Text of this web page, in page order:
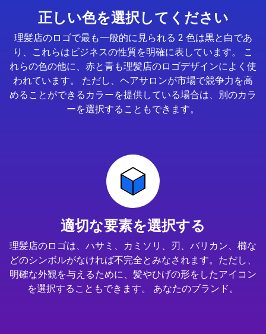
正しい色を選択してください
理髪店のロゴで最も一般的に見られる 2 色は黒と白であ
り、これらはビジネスの性質を明確に表しています。 こ
れらの色の他に、赤と青も理髪店のロゴデザインによく使
われています。 ただし、ヘアサロンが市場で競争力を高
めることができるカラーを提供している場合は、別のカラ
ーを選択することもできます。
適切な要素を選択する
理髪店のロゴは、ハサミ、カミソリ、刃、バリカン、櫛な
どのシンボルがなければ不完全とみなされます。ただし、
明確な外観を与えるために、髪やひげの形をしたアイコン
を選択することもできます。 あなたのブランド。